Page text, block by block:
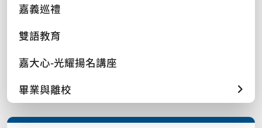
嘉義巡禮
雙語教育
嘉大心-光耀揚名講座
畢業與離校